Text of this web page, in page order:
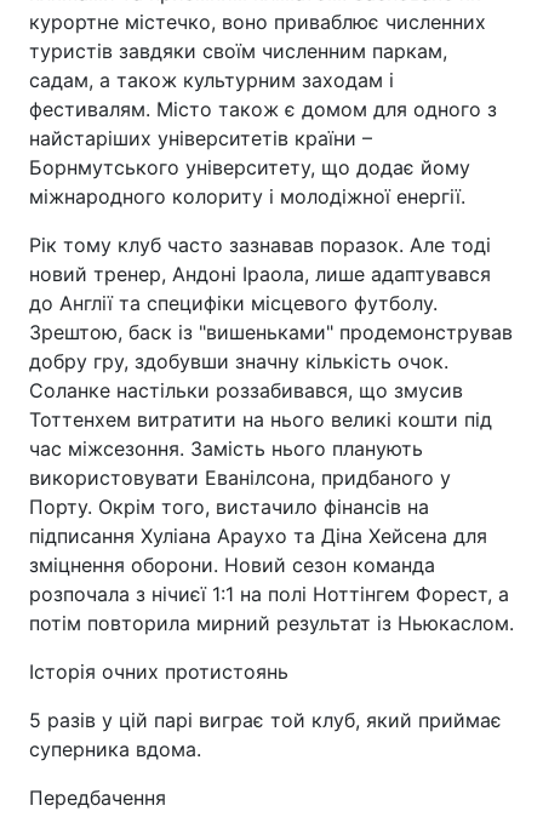
курортне містечко, воно приваблює численних
туристів завдяки своїм численним паркам,
садам, а також культурним заходам і
фестивалям. Місто також є домом для одного з
найстаріших університетів країни –
Борнмутського університету, що додає йому
міжнародного колориту і молодіжної енергії.
Рік тому клуб часто зазнавав поразок. Але тоді
новий тренер, Андоні Іраола, лише адаптувався
до Англії та специфіки місцевого футболу.
Зрештою, баск із "вишеньками" продемонстрував
добру гру, здобувши значну кількість очок.
Соланке настільки роззабивався, що змусив
Тоттенхем витратити на нього великі кошти під
час міжсезоння. Замість нього планують
використовувати Еванілсона, придбаного у
Порту. Окрім того, вистачило фінансів на
підписання Хуліана Араухо та Діна Хейсена для
зміцнення оборони. Новий сезон команда
розпочала з нічиєї 1:1 на полі Ноттінгем Форест, а
потім повторила мирний результат із Ньюкаслом.
Історія очних протистоянь
5 разів у цій парі виграє той клуб, який приймає
суперника вдома.
Передбачення